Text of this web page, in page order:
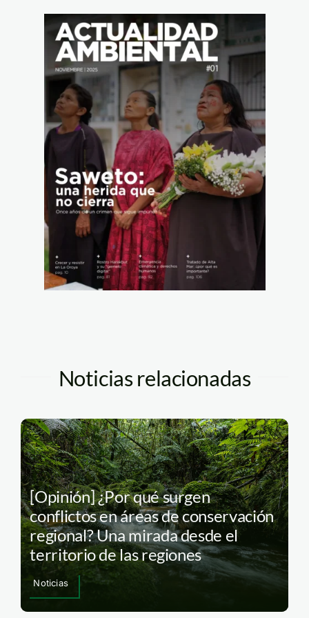
Noticias relacionadas
[Opinión] ¿Por qué surgen
conflictos en áreas de conservación
regional? Una mirada desde el
territorio de las regiones
Noticias